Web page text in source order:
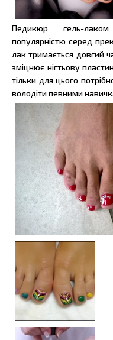
Педикюр гель-
популярністю серед
лак тримається довгий
зміцнює нігтьову
тільки для цього
володіти певними